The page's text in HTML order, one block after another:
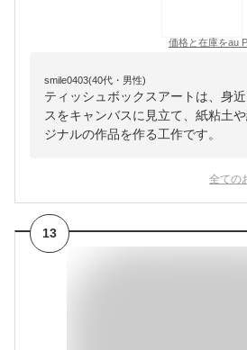
価格と在庫をau
smile0403(40代・男性)
ティッシュボックスアートは、身
スをキャンバスに見立て、紙粘土
ジナルの作品を作る工作です。
全ての
13